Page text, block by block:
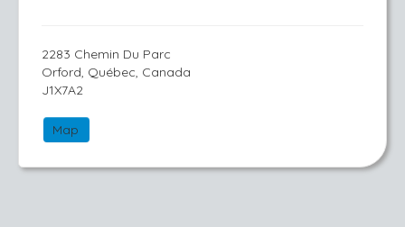
2283 Chemin Du Parc
Orford, Québec, Canada
J1X7A2
Map